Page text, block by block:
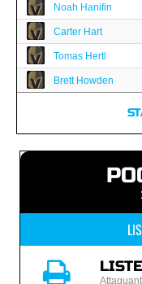
Noah Hanifin
Carter Hart
Tomas Hertl
Brett Howden